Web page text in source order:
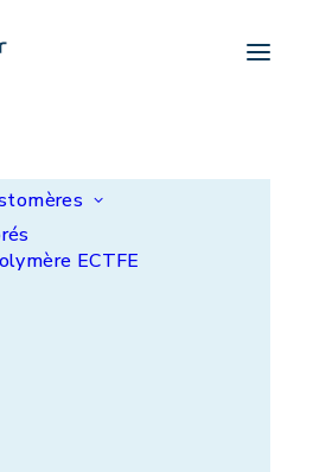
ECTFE
Cylindre d’imprimerie de
d'imprimerie
presse